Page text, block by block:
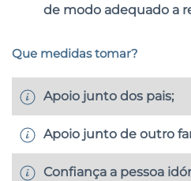
de modo adequado a
Que medidas tomar?
Apoio junto dos pais;
Apoio junto de outro
Confiança a pessoa